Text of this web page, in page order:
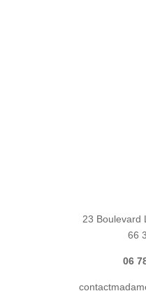
23 Boulevard
66
06